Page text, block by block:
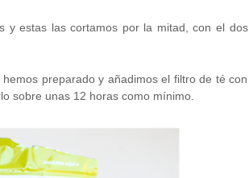
y estas las cortamos por la mitad, con el dos
preparado y añadimos el filtro de té con
sobre unas 12 horas como mínimo.